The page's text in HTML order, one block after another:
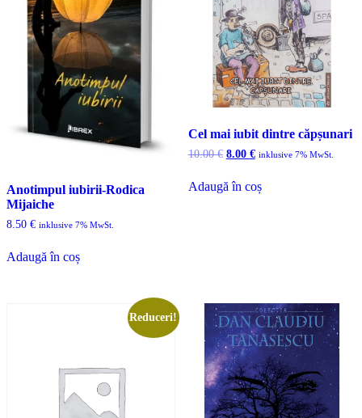
Anotimpul iubirii-Rodica
Mijaiche
8.50 € inklusive 7% MwSt.
Adaugă în coș
Cel mai iubit dintre căpșunari
10.00€ Prețul
a
fost:
8.00 €Prețul
8.00 €.
inklusive 7% MwSt.
Adaugă în coș
Reduceri!